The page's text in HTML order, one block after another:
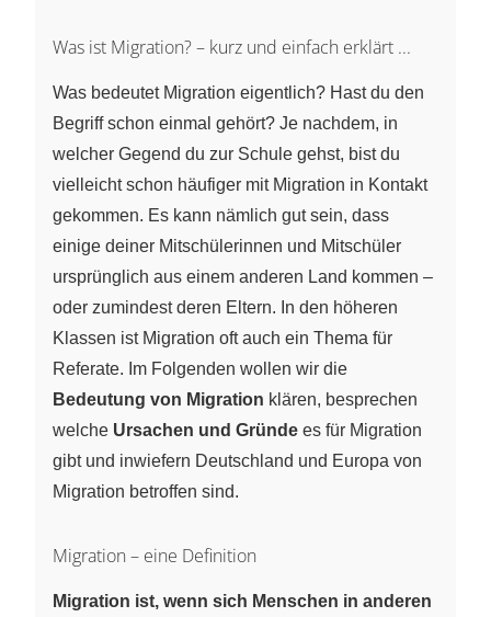
Was ist Migration? – kurz und einfach erklärt ...
Was bedeutet Migration eigentlich? Hast du den
Begriff schon einmal gehört? Je nachdem, in
welcher Gegend du zur Schule gehst, bist du
vielleicht schon häufiger mit Migration in Kontakt
gekommen. Es kann nämlich gut sein, dass
einige deiner Mitschülerinnen und Mitschüler
ursprünglich aus einem anderen Land kommen –
oder zumindest deren Eltern. In den höheren
Klassen ist Migration oft auch ein Thema für
Referate. Im Folgenden wollen wir die
Bedeutung von Migration klären, besprechen
welche Ursachen und Gründe es für Migration
gibt und inwiefern Deutschland und Europa von
Migration betroffen sind.
Migration – eine Definition
Migration ist, wenn sich Menschen in anderen